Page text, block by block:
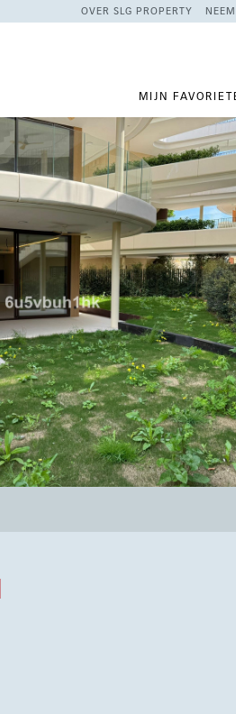
OVER SLG PROPERTY
MIJN